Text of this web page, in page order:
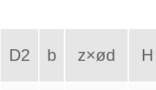
D2 b z×ød H